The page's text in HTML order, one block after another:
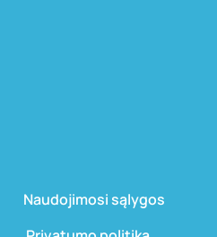
Naudojimosi sąlygos